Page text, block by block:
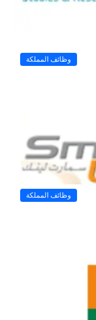
وظائف المملكة
وظائف المملكة